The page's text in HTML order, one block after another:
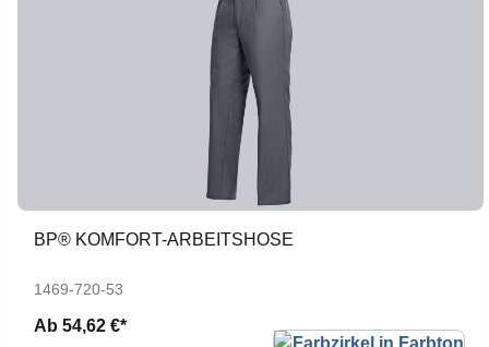
BP® KOMFORT-ARBEITSHOSE
1469-720-53
Ab 54,62 €*